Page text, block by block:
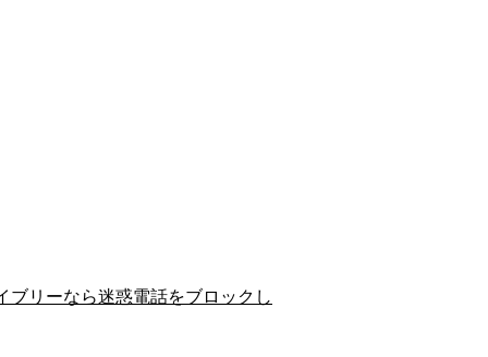
ブリーなら迷惑電話をブロックし